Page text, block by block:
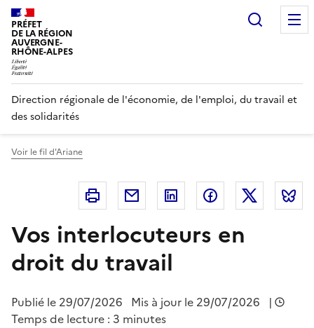
Panneau de gestion des cookies
PRÉFET
DE LA RÉGION
AUVERGNE-
RHÔNE-ALPES
Direction régionale de l'économie, de l'emploi, du travail et
des solidarités
Voir le fil d'Ariane
Imprimer Courriel Linkedin FacebookTwitter
Vos interlocuteurs en
droit du travail
Publié le 29/07/2026 Mis à jour le 29/07/2026
|
Temps de lecture : 3 minutes